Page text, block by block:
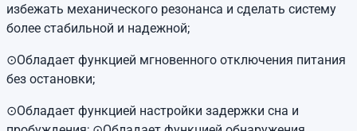
избежать механического резонанса и сделать систему
более стабильной и надежной;
⊙Обладает функцией мгновенного отключения питания
без остановки;
⊙Обладает функцией настройки задержки сна и